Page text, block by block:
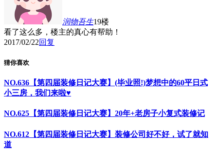
润物吾生19楼
看了这么多，楼主的真心有帮助！
2017/02/22回复
猜你喜欢
NO.636【第四届装修日记大赛】(毕业照!)梦想中的60平日式
小三房，我们来啦♥
NO.625【第四届装修日记大赛】20年+老房子小复式装修记
NO.612【第四届装修日记大赛】装修公司好不好，试了就知
道